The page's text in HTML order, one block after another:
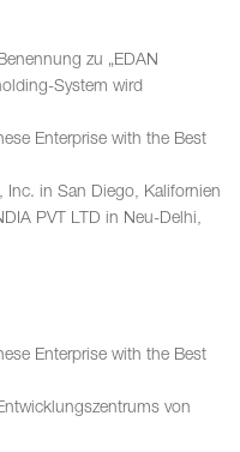
zu „EDAN
System wird
Enterprise with the Best
in San Diego, Kalifornien
PVT LTD in Neu-Delhi,
Enterprise with the Best
von